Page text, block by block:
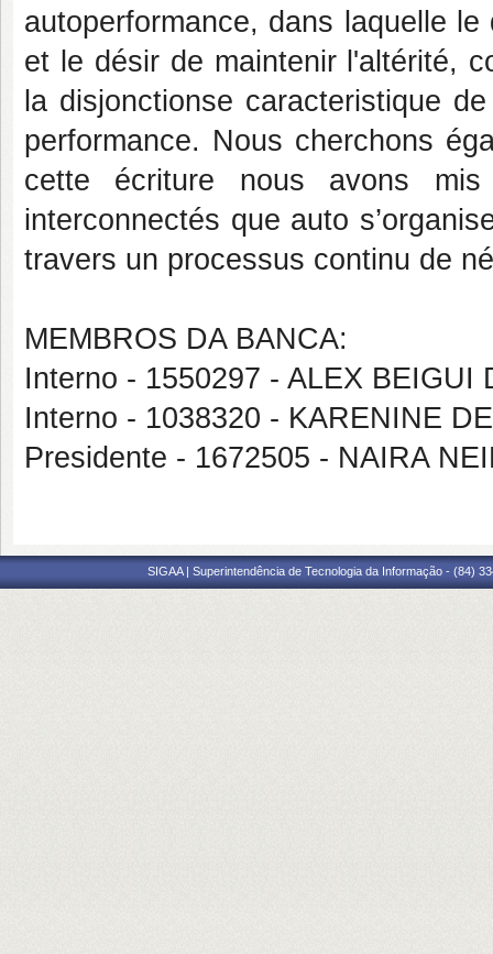
autoperformance, dans laquelle
et le désir de maintenir l'altérité,
la disjonctionse caracteristique
performance. Nous cherchons
cette écriture nous avons
interconnectés que auto
travers un processus continu de
MEMBROS DA BANCA:
Interno - 1550297 - ALEX BEIGUI
Interno - 1038320 - KARENINE
Presidente - 1672505 - NAIRA
SIGAA | Superintendência de Tecnologia da Informação - (84)